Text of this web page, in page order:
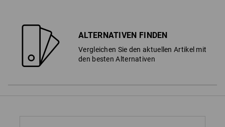
ALTERNATIVEN FINDEN
Vergleichen Sie den aktuellen Artikel mit
den besten Alternativen